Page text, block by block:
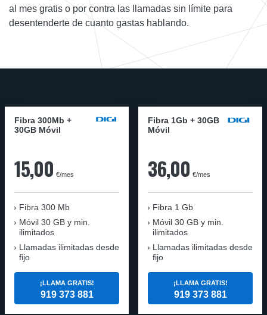
al mes gratis o por contra las llamadas sin límite para
desentenderte de cuanto gastas hablando.
Fibra 300Mb +
30GB Móvil
15,00 €/mes
Fibra 300 Mb
Móvil 30 GB y min.
ilimitados
Llamadas ilimitadas desde
fijo
¡LLAMA GRATIS!
919 373 881
Fibra 1Gb + 30GB
Móvil
36,00 €/mes
Fibra 1 Gb
Móvil 30 GB y min.
ilimitados
Llamadas ilimitadas desde
fijo
¡LLAMA GRATIS!
919 373 881